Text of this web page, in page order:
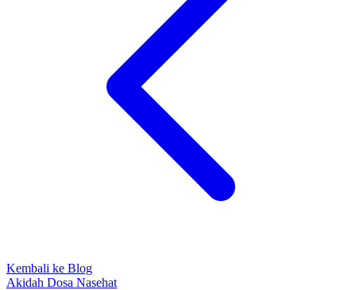
Kembali ke Blog
Akidah Dosa Nasehat